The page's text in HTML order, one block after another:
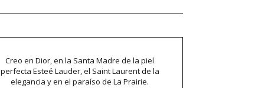
Creo en Dior, en la Santa Madre de la piel
perfecta Esteé Lauder, el Saint Laurent de la
elegancia y en el paraíso de La Prairie.